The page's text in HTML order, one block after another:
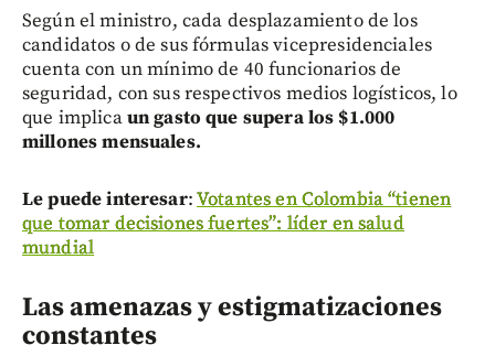
Según el ministro, cada desplazamiento de los
candidatos o de sus fórmulas vicepresidenciales
cuenta con un mínimo de 40 funcionarios de
seguridad, con sus respectivos medios logísticos, lo
que implicaun gasto que supera los $1.000
millones mensuales.
Le puede interesar:Votantes en Colombia “tienen
que tomar decisiones fuertes”: líder en salud
mundial
Las amenazas y estigmatizaciones
constantes